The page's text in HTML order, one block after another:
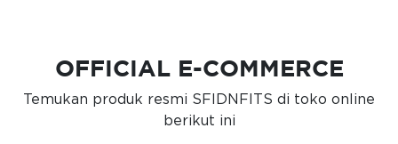
OFFICIAL E-COMMERCE
Temukan produk resmi SFIDNFITS di toko online
berikut ini